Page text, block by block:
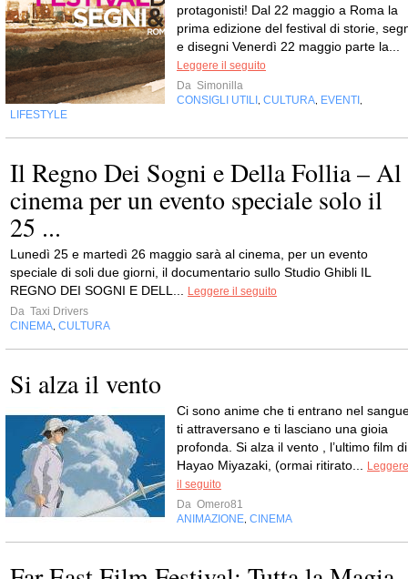
protagonisti! Dal 22 maggio a Roma la
prima edizione del festival di storie,
e disegni Venerdì 22 maggio parte la...
Leggere il seguito
Da Simonilla
CONSIGLI UTILI
CULTURA EVENTI
LIFESTYLE
Il Regno Dei Sogni e Della Follia – Al
cinema per un evento speciale solo il
25 ...
Lunedì 25 e martedì 26 maggio sarà al cinema, per un evento
speciale di soli due giorni, il documentario sullo Studio Ghibli IL
REGNO DEI SOGNI E DELL...
Leggere il seguito
Da Taxi Drivers
CINEMA CULTURA
Si alza il vento
Ci sono anime che ti entrano nel
ti attraversano e ti lasciano una gioia
profonda. Si alza il vento , l’ultimo film di
Hayao Miyazaki, (ormai ritirato...
Leggere
il seguito
Da Omero81
ANIMAZIONE CINEMA